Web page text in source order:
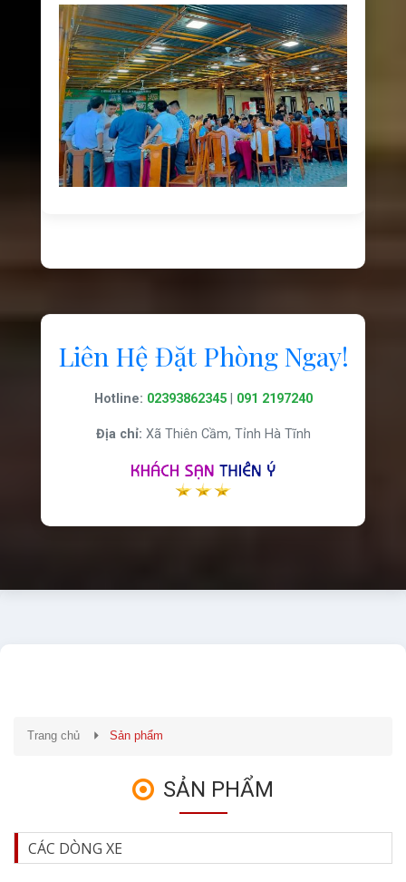
Liên Hệ Đặt Phòng Ngay!
Hotline: 02393862345| 091 2197240
Địa chỉ: Xã Thiên Cầm, Tỉnh Hà Tĩnh
Trang chủ Sản phẩm
SẢN PHẨM
CÁC DÒNG XE